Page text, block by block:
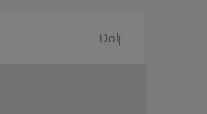
Dölj